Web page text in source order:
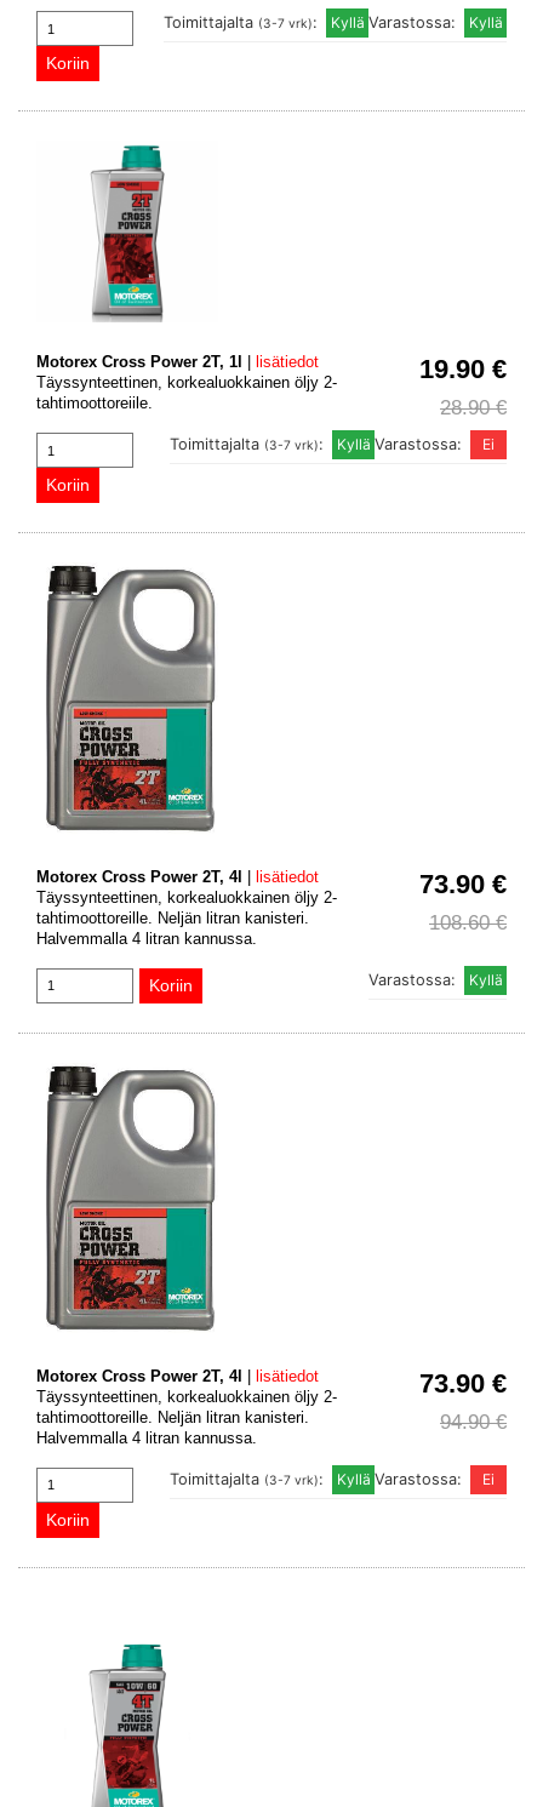
Varastossa:
Toimittajalta (3-7 vrk):
19.90 €
28.90 €
Motorex Cross Power 2T, 1l
lisätiedot
Täyssynteettinen, korkealuokkainen öljy 2-
tahtimoottoreiile.
Varastossa:
Toimittajalta (3-7 vrk):
73.90 €
108.60 €
Motorex Cross Power 2T, 4l | lisätiedot
Täyssynteettinen, korkealuokkainen öljy 2-
tahtimoottoreille. Neljän litran kanisteri.
Halvemmalla 4 litran kannussa.
Varastossa:
73.90 €
94.90 €
Motorex Cross Power 2T, 4l
lisätiedot
Täyssynteettinen, korkealuokkainen öljy 2-
tahtimoottoreille. Neljän litran kanisteri.
Halvemmalla 4 litran kannussa.
Varastossa:
Toimittajalta (3-7 vrk):